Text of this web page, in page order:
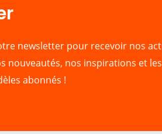
newsletter pour recevoir nos
nouveautés, nos inspirations et
abonnés !